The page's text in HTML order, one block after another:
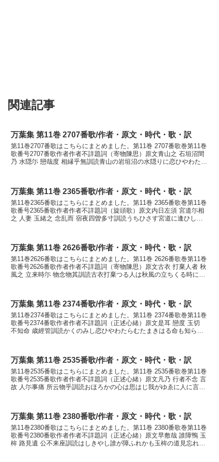
関連記事
万葉集 第11巻 2707番歌/作者・原文・時代・歌・訳
第11巻2707番歌はこちらにまとめました。第11巻 2707番歌巻第11巻
歌番号2707番歌作者作者不詳題詞（寄物陳思）原文青山之 石垣沼間
乃 水隠尓 戀哉度 相縁乎無訓読青山の岩垣沼の水隠りに恋ひやわたら
万葉集 第11巻 2365番歌/作者・原文・時代・歌・訳
第11巻2365番歌はこちらにまとめました。第11巻 2365番歌巻第11巻
歌番号2365番歌作者作者不詳題詞（旋頭歌）原文内日左須 宮道尓相
之 人妻 玉緒之 念乱而 宿夜四曽多寸訓読うちひさす宮道に逢ひし人
万葉集 第11巻 2626番歌/作者・原文・時代・歌・訳
第11巻2626番歌はこちらにまとめました。第11巻 2626番歌巻第11巻
歌番号2626番歌作者作者不詳題詞（寄物陳思）原文古衣 打棄人者 秋
風之 立来時尓 物念物其訓読古衣打棄つる人は秋風の立ちくる時に物
万葉集 第11巻 2374番歌/作者・原文・時代・歌・訳
第11巻2374番歌はこちらにまとめました。第11巻 2374番歌巻第11巻
歌番号2374番歌作者作者不詳題詞（正述心緒）原文是耳 戀度 玉切
不知命 歳經管訓読かくのみし恋ひやわたらむたまきはる命も知らず
万葉集 第11巻 2535番歌/作者・原文・時代・歌・訳
第11巻2535番歌はこちらにまとめました。第11巻 2535番歌巻第11巻
歌番号2535番歌作者作者不詳題詞（正述心緒）原文凡乃 行者不念 言
故 人尓事痛 所云物乎訓読おほろかの心は思はじ我がゆゑに人に言痛
万葉集 第11巻 2380番歌/作者・原文・時代・歌・訳
第11巻2380番歌はこちらにまとめました。第11巻 2380番歌巻第11巻
歌番号2380番歌作者作者不詳題詞（正述心緒）原文早敷哉 誰障鴨 玉
桙 路見遺 公不来座訓読はしきやし誰が障ふれかも玉桙の道見忘れて